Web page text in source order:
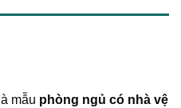
là mẫu phòng ngủ có nhà vệ